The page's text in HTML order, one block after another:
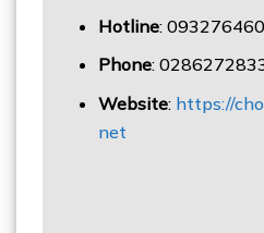
Hotline:
Phone:
Website: https://
net